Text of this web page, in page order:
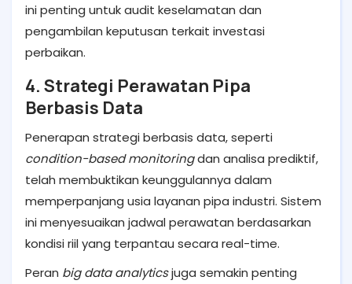
ini penting untuk audit keselamatan dan
pengambilan keputusan terkait investasi
perbaikan.
4. Strategi Perawatan Pipa
Berbasis Data
Penerapan strategi berbasis data, seperti
condition-based monitoringdan analisa prediktif,
telah membuktikan keunggulannya dalam
memperpanjang usia layanan pipa industri. Sistem
ini menyesuaikan jadwal perawatan berdasarkan
kondisi riil yang terpantau secara real-time.
Peran big data analyticsjuga semakin penting